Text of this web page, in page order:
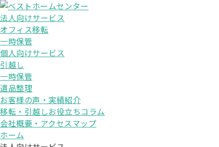
法人向けサービス
オフィス移転
一時保管
個人向けサービス
引越し
一時保管
遺品整理
お客様の声・実績紹介
移転・引越しお役立ちコラム
会社概要・アクセスマップ
ホーム